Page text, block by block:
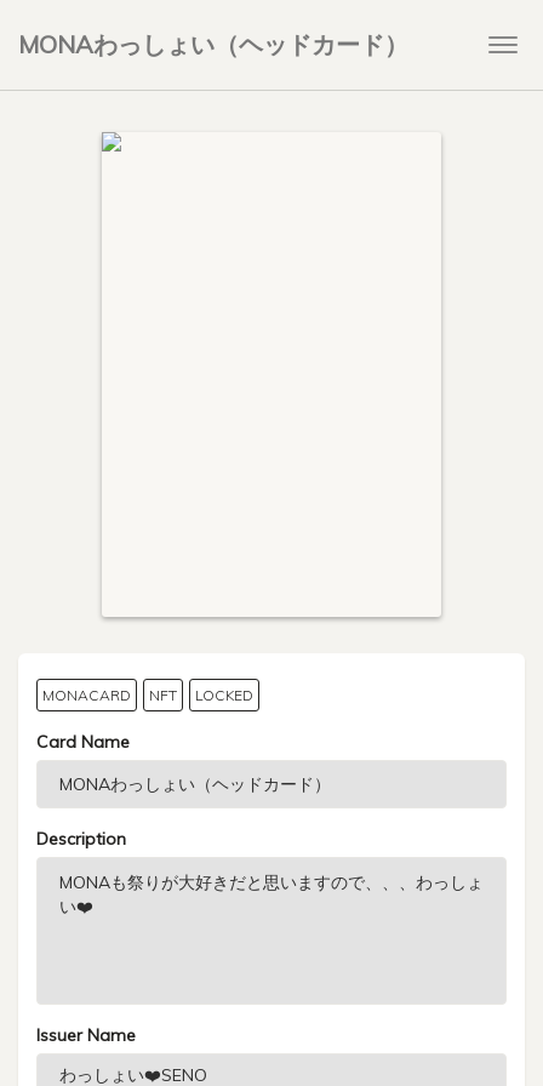
MONAわっしょい（ヘッドカード）
MONACARD NFT LOCKED
Card Name
Description
Issuer Name